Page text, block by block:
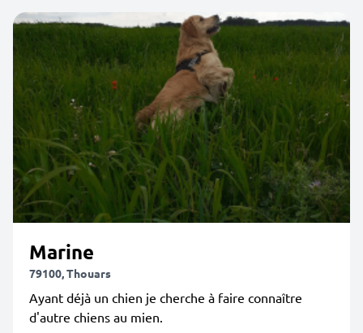
Marine
79100, Thouars
Ayant déjà un chien je cherche à faire connaître
d'autre chiens au mien.